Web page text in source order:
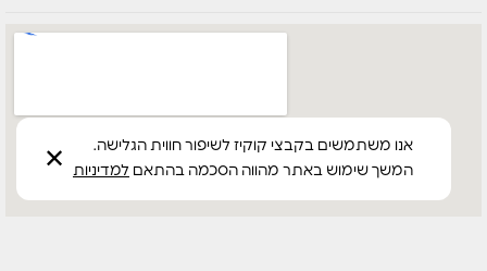
אנו משתמשים בקבצי קוקיז לשיפור חווית הגלישה.
המשך שימוש באתר מהווה הסכמה בהתאם למדיניות ✕